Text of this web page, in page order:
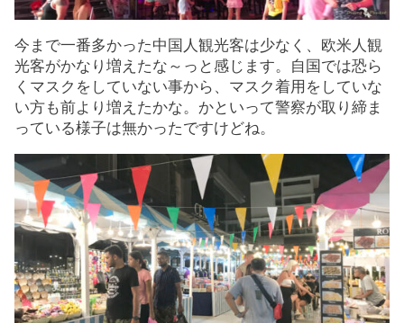
今まで一番多かった中国人観光客は少なく、欧米人観
光客がかなり増えたな～っと感じます。自国では恐ら
くマスクをしていない事から、マスク着用をしていな
い方も前より増えたかな。かといって警察が取り締ま
っている様子は無かったですけどね。